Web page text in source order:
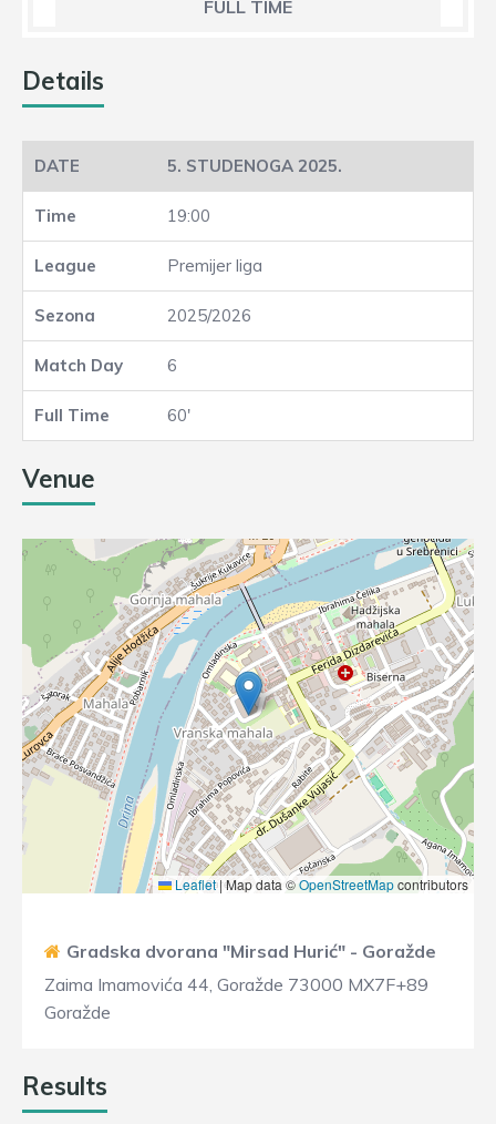
FULL TIME
Details
5. STUDENOGA 2025.
19:00
Premijer liga
2025/2026
6
60'
Venue
Leaflet |Map data ©OpenStreetMapcontributors
Gradska dvorana "Mirsad Hurić" - Goražde
Zaima Imamovića 44, Goražde 73000 MX7F+89
Goražde
Results